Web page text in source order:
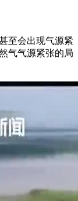
至会出现气源紧
气气源紧张的局